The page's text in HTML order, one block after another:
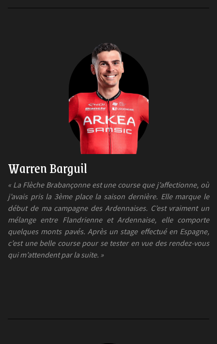
Warren Barguil
« La Flèche Brabançonne est une course que j’affectionne, où
j’avais pris la 3ème place la saison dernière. Elle marque le
début de ma campagne des Ardennaises. C’est vraiment un
mélange entre Flandrienne et Ardennaise, elle comporte
quelques monts pavés. Après un stage effectué en Espagne,
c’est une belle course pour se tester en vue des rendez-vous
qui m’attendent par la suite. »